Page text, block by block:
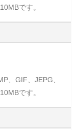
です。
、GIF、JEPG、
です。